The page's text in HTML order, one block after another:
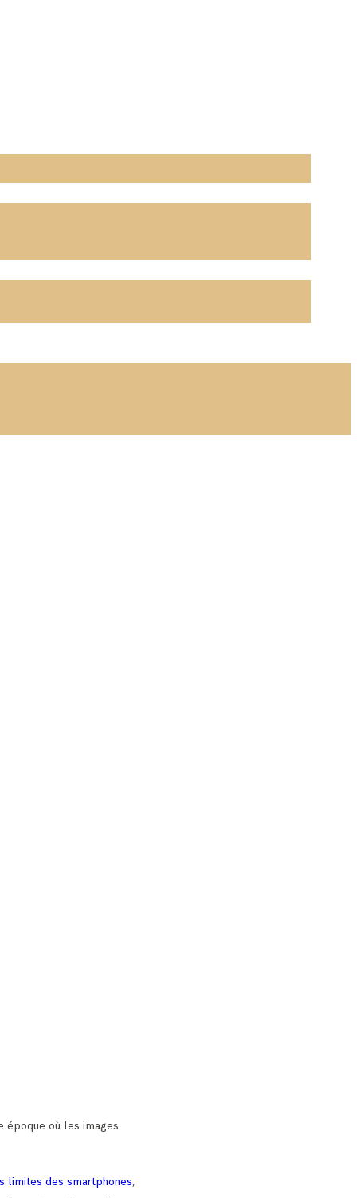
époque où les images
limites des smartphones,